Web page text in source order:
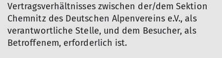
Vertragsverhältnisses zwischen der/dem Sektion
Chemnitz des Deutschen Alpenvereins e.V., als
verantwortliche Stelle, und dem Besucher, als
Betroffenem, erforderlich ist.